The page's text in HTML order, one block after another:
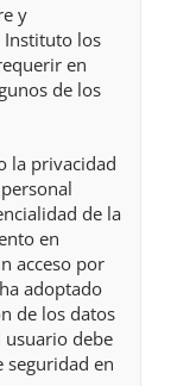
y
Instituto los
en
de los
la privacidad
de la
en
acceso por
adoptado
de los datos
usuario debe
seguridad en